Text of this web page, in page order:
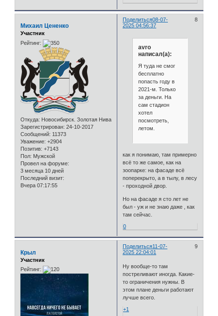
Поделиться 8
08-07-
2025 04:56:37
Михаил Цененко
Участник
Рейтинг:
Откуда: Новосибирск. Золотая Нива
Зарегистрирован: 24-10-2017
Сообщений: 11373
Уважение: +2904
Позитив: +7143
Пол: Мужской
Провел на форуме:
3 месяца 10 дней
Последний визит:
Вчера 07:17:55
avro
написал(а):
Я туда не смог
бесплатно
попасть году в
2021-м. Только
за деньги. На
сам стадион
хотел
посмотреть,
летом.
как я понимаю, там примерно
всё то же самое, как на
зоопарке: на фасаде всё
поперекрыто, а в тылу, в лесу
- проходной двор.
Но на фасаде я сто лет не
был - уж и не знаю даже , как
там сейчас.
0
Поделиться 9
11-07-
2025 22:04:01
Крыл
Участник
Рейтинг:
Ну вообще-то там
постреливают иногда. Какие-
то ограничения нужны. В
этом плане деньги работают
лучше всего.
+1